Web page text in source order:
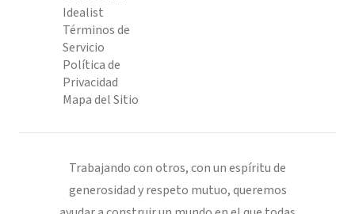
Idealist
Términos de
Servicio
Política de
Privacidad
Mapa del Sitio
Trabajando con otros, con un espíritu de
generosidad y respeto mutuo, queremos